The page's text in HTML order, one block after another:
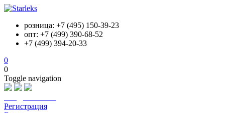
розница: +7 (495) 150-39-23
опт: +7 (499) 390-68-52
+7 (499) 394-20-33
0
0
Toggle navigation
Регистрация